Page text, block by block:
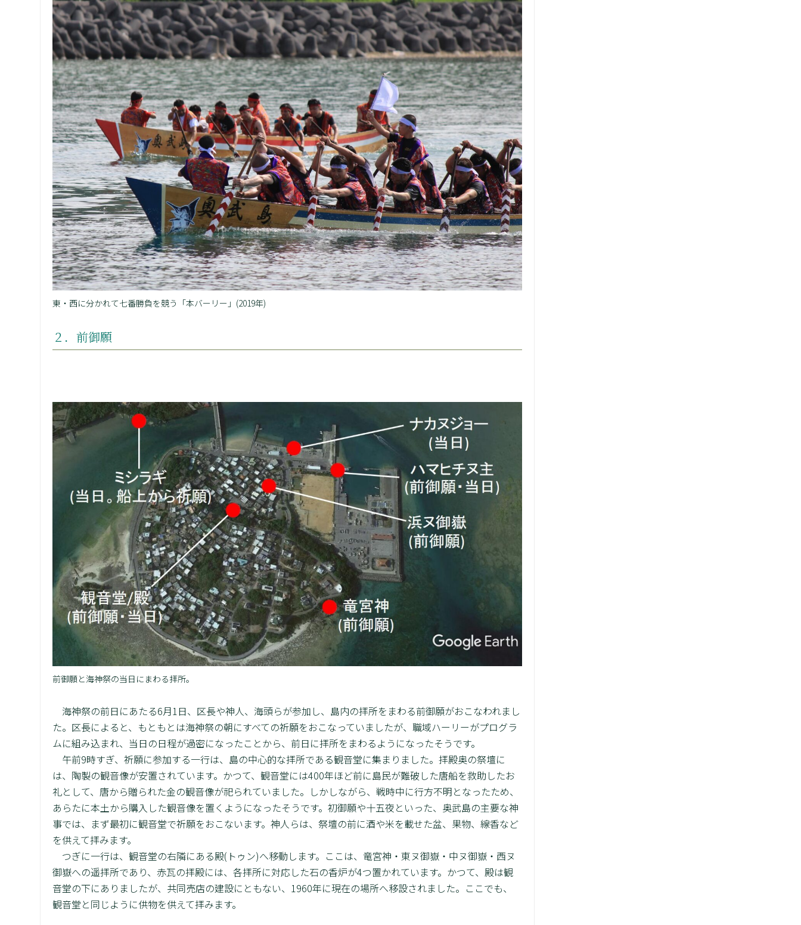
東・西に分かれて七番勝負を競う「本バーリー」(2019年)
２．前御願
前御願と海神祭の当日にまわる拝所。
海神祭の前日にあたる6月1日、区長や神人、海頭らが参加し、島内の拝所をまわる前御願がおこなわれまし
た。区長によると、もともとは海神祭の朝にすべての祈願をおこなっていましたが、職域ハーリーがプログラ
ムに組み込まれ、当日の日程が過密になったことから、前日に拝所をまわるようになったそうです。
午前9時すぎ、祈願に参加する一行は、島の中心的な拝所である観音堂に集まりました。拝殿奥の祭壇に
は、陶製の観音像が安置されています。かつて、観音堂には400年ほど前に島民が難破した唐船を救助したお
礼として、唐から贈られた金の観音像が祀られていました。しかしながら、戦時中に行方不明となったため、
あらたに本土から購入した観音像を置くようになったそうです。初御願や十五夜といった、奥武島の主要な神
事では、まず最初に観音堂で祈願をおこないます。神人らは、祭壇の前に酒や米を載せた盆、果物、線香など
を供えて拝みます。
つぎに一行は、観音堂の右隣にある殿(トゥン)へ移動します。ここは、竜宮神・東ヌ御嶽・中ヌ御嶽・西ヌ
御嶽への遥拝所であり、赤瓦の拝殿には、各拝所に対応した石の香炉が4つ置かれています。かつて、殿は観
音堂の下にありましたが、共同売店の建設にともない、1960年に現在の場所へ移設されました。ここでも、
観音堂と同じように供物を供えて拝みます。